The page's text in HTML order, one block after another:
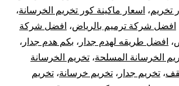
تخريم، اسعار ماكينة كور تخريم الخرسانة،
افضل شركة ترميم بالرياض، افضل شركة
، افضل طريقه لهدم جدار ، بكم هدم جدار ،
الخرسانة المسلحة، تخريم الخرسانة
، تخريم جدار ، تخريم خرسانة، تخريم